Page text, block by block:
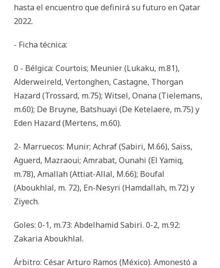
hasta el encuentro que definirá su futuro en Qatar
2022.
- Ficha técnica:
0 - Bélgica: Courtois; Meunier (Lukaku, m.81),
Alderweireld, Vertonghen, Castagne, Thorgan
Hazard (Trossard, m.75); Witsel, Onana (Tielemans,
m.60); De Bruyne, Batshuayi (De Ketelaere, m.75) y
Eden Hazard (Mertens, m.60).
2- Marruecos: Munir; Achraf (Sabiri, M.66), Saïss,
Aguerd, Mazraoui; Amrabat, Ounahi (El Yamiq,
m.78), Amallah (Attiat-Allal, M.66); Boufal
(Aboukhlal, m. 72), En-Nesyri (Hamdallah, m.72) y
Ziyech.
Goles: 0-1, m.73: Abdelhamid Sabiri. 0-2, m.92:
Zakaria Aboukhlal.
Árbitro: César Arturo Ramos (México). Amonestó a